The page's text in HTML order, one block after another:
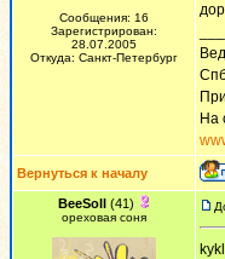
Сообщения: 16
Зарегистрирован:
28.07.2005
Откуда: Санкт-Петербург
На
Вернуться к началу
BeeSoll(41)
ореховая соня